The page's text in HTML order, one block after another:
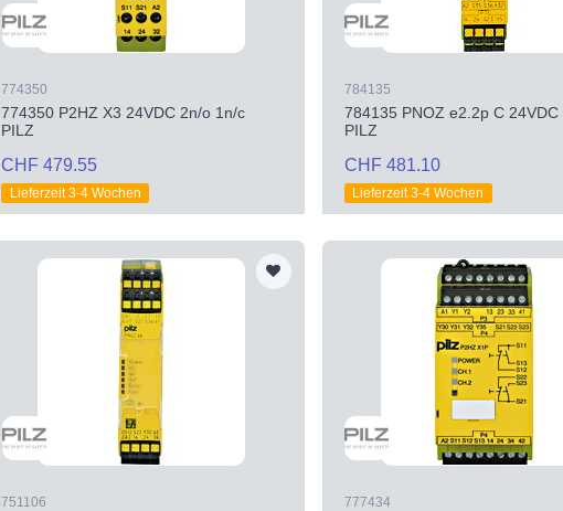
774350
774350 P2HZ X3 24VDC 2n/o 1n/c
PILZ
CHF 479.55
Lieferzeit 3-4 Wochen
784135
784135 PNOZ e2.2p C 24VDC
PILZ
CHF 481.10
Lieferzeit 3-4 Wochen
751106 777434